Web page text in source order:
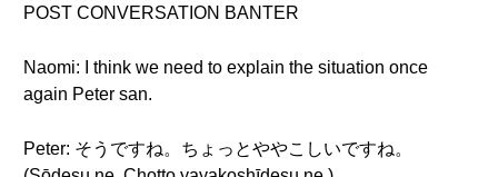
POST CONVERSATION BANTER
Naomi: I think we need to explain the situation once
again Peter san.
Peter: そうですね。ちょっとややこしいですね。